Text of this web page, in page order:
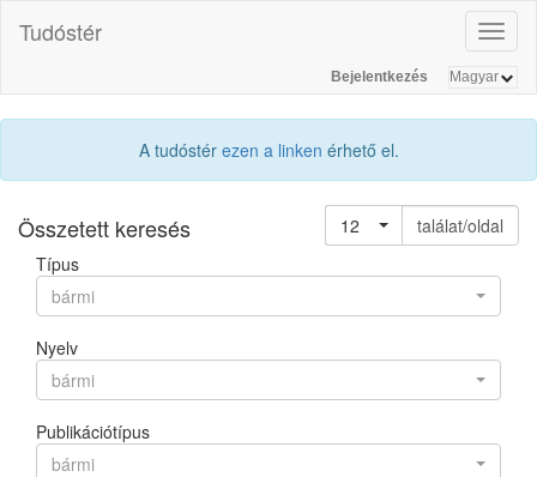
Tudóstér
Bejelentkezés
A tudóstér ezen a linken érhető el.
Összetett keresés 12
találat/oldal
Típus
bármi
Nyelv
bármi
Publikációtípus
bármi